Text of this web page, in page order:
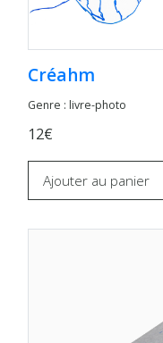
Créahm
Genre : livre-photo
12€
Ajouter au panier